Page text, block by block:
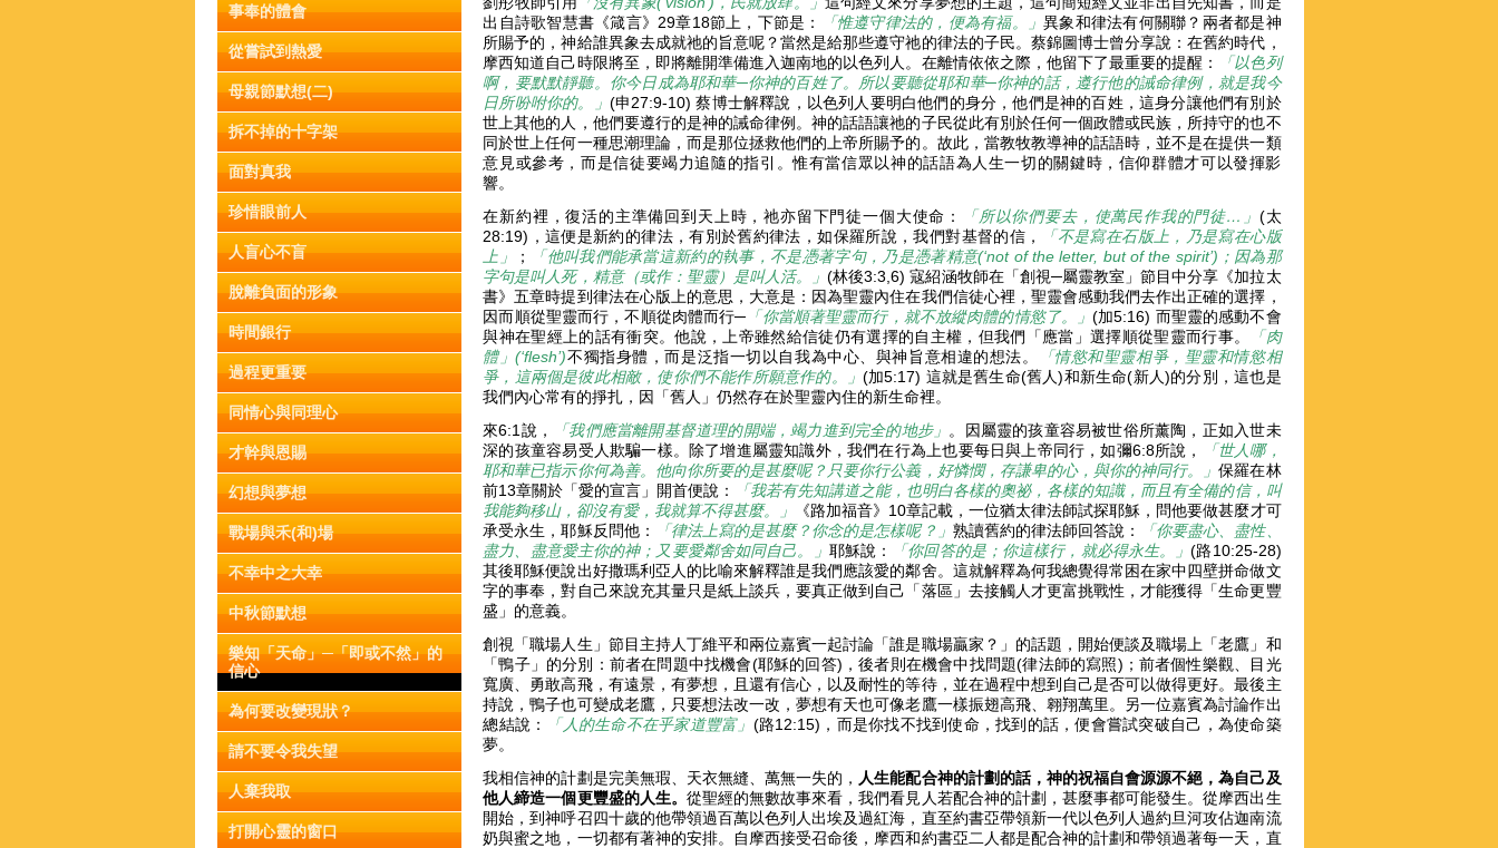
事奉的體會
從嘗試到熱愛
母親節默想(二)
拆不掉的十字架
面對真我
珍惜眼前人
人盲心不盲
脫離負面的形象
時間銀行
過程更重要
同情心與同理心
才幹與恩賜
幻想與夢想
戰場與禾(和)場
不幸中之大幸
中秋節默想
樂知「天命」─「即或不然」的
信心
為何要改變現狀？
請不要令我失望
人棄我取
打開心靈的窗口
出自詩歌智慧書《箴言》29章18節上，下節是：
「惟遵守律法的，便為有福。」 異象和律法有何關聯？兩者都是神
所賜予的，神給誰異象去成就祂的旨意呢？當然是給那些遵守祂的律法的子民。蔡錦圖博士曾分享說：在舊約時代，
摩西知道自己時限將至，即將離開準備進入迦南地的以色列人。在離情依依之際，他留下了最重要的提醒：
「以色列
啊，要默默靜聽。你今日成為耶和華─你神的百姓了。所以要聽從耶和華─你神的話，遵行他的誡命律例，就是我今
日所吩咐你的。」 (申27:9-10) 蔡博士解釋說，以色列人要明白他們的身分，他們是神的百姓，這身分讓他們有別於
世上其他的人，他們要遵行的是神的誡命律例。神的話語讓祂的子民從此有別於任何一個政體或民族，所持守的也不
同於世上任何一種思潮理論，而是那位拯救他們的上帝所賜予的。故此，當教牧教導神的話語時，並不是在提供一類
意見或參考，而是信徒要竭力追隨的指引。惟有當信眾以神的話語為人生一切的關鍵時，信仰群體才可以發揮影
響。
在新約裡，復活的主準備回到天上時，祂亦留下門徒一個大使命：
「所以你們要去，使萬民作我的門徒…」 (太
28:19)，這便是新約的律法，有別於舊約律法，如保羅所說，我們對基督的信，
「不是寫在石版上，乃是寫在心版
上」
；
「他叫我們能承當這新約的執事，不是憑著字句，乃是憑著精意(‘not of the letter, but of the spirit’)；因為那
字句是叫人死，精意（或作：聖靈）是叫人活。」(林後3:3,6) 寇紹涵牧師在「創視─屬靈教室」節目中分享《加拉太
書》五章時提到律法在心版上的意思，大意是：因為聖靈內住在我們信徒心裡，聖靈會感動我們去作出正確的選擇，
因而順從聖靈而行，不順從肉體而行─ 「你當順著聖靈而行，就不放縱肉體的情慾了。」(加5:16) 而聖靈的感動不會
與神在聖經上的話有衝突。他說，上帝雖然給信徒仍有選擇的自主權，但我們「應當」選擇順從聖靈而行事。
「肉
體」(‘flesh’)不獨指身體，而是泛指一切以自我為中心、與神旨意相違的想法。
「情慾和聖靈相爭，聖靈和情慾相
爭，這兩個是彼此相敵，使你們不能作所願意作的。」(加5:17) 這就是舊生命(舊人)和新生命(新人)的分別，這也是
我們內心常有的掙扎，因「舊人」仍然存在於聖靈內住的新生命裡。
來6:1說，
「我們應當離開基督道理的開端，竭力進到完全的地步」 。因屬靈的孩童容易被世俗所薰陶，正如入世未
深的孩童容易受人欺騙一樣。除了增進屬靈知識外，我們在行為上也要每日與上帝同行，如彌6:8所說，
「世人哪，
耶和華已指示你何為善。他向你所要的是甚麼呢？只要你行公義，好憐憫，存謙卑的心，與你的神同行。」保羅在林
前13章關於「愛的宣言」開首便說：
「我若有先知講道之能，也明白各樣的奧祕，各樣的知識，而且有全備的信，叫
我能夠移山，卻沒有愛，我就算不得甚麼。」
《路加福音》10章記載，一位猶太律法師試探耶穌，問他要做甚麼才可
承受永生，耶穌反問他：
「律法上寫的是甚麼？你念的是怎樣呢？」 熟讀舊約的律法師回答說：
「你要盡心、盡性、
盡力、盡意愛主你的神；又要愛鄰舍如同自己。」 耶穌說： 「你回答的是；你這樣行，就必得永生。」(路10:25-28)
其後耶穌便說出好撒瑪利亞人的比喻來解釋誰是我們應該愛的鄰舍。這就解釋為何我總覺得常困在家中四壁拼命做文
字的事奉，對自己來說充其量只是紙上談兵，要真正做到自己「落區」去接觸人才更富挑戰性，才能獲得「生命更豐
盛」的意義。
創視「職場人生」節目主持人丁維平和兩位嘉賓一起討論「誰是職場贏家？」的話題，開始便談及職場上「老鷹」和
「鴨子」的分別：前者在問題中找機會(耶穌的回答)，後者則在機會中找問題(律法師的寫照)；前者個性樂觀、目光
寬廣、勇敢高飛，有遠景，有夢想，且還有信心，以及耐性的等待，並在過程中想到自己是否可以做得更好。最後主
持說，鴨子也可變成老鷹，只要想法改一改，夢想有天也可像老鷹一樣振翅高飛、翱翔萬里。另一位嘉賓為討論作出
總結說：
「人的生命不在乎家道豐富」 (路12:15)，而是你找不找到使命，找到的話，便會嘗試突破自己，為使命築
夢。
我相信神的計劃是完美無瑕、天衣無縫、萬無一失的， 人生能配合神的計劃的話，神的祝福自會源源不絕，為自己及
他人締造一個更豐盛的人生。 從聖經的無數故事來看，我們看見人若配合神的計劃，甚麼事都可能發生。從摩西出生
開始，到神呼召四十歲的他帶領過百萬以色列人出埃及過紅海，直至約書亞帶領新一代以色列人過約旦河攻佔迦南流
奶與蜜之地，一切都有著神的安排。自摩西接受召命後，摩西和約書亞二人都是配合神的計劃和帶領過著每一天，直